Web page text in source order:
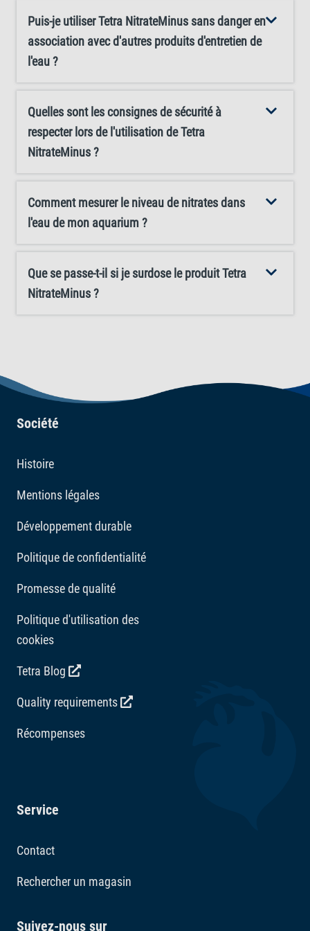
Puis-je utiliser Tetra NitrateMinus sans danger en
association avec d'autres produits d'entretien de
l'eau ?
Quelles sont les consignes de sécurité à
respecter lors de l'utilisation de Tetra
NitrateMinus ?
Comment mesurer le niveau de nitrates dans
l'eau de mon aquarium ?
Que se passe-t-il si je surdose le produit Tetra
NitrateMinus ?
Société
Histoire
Mentions légales
Développement durable
Politique de confidentialité
Promesse de qualité
Politique d'utilisation des
cookies
Tetra Blog
Quality requirements
Récompenses
Service
Contact
Rechercher un magasin
Suivez-nous sur